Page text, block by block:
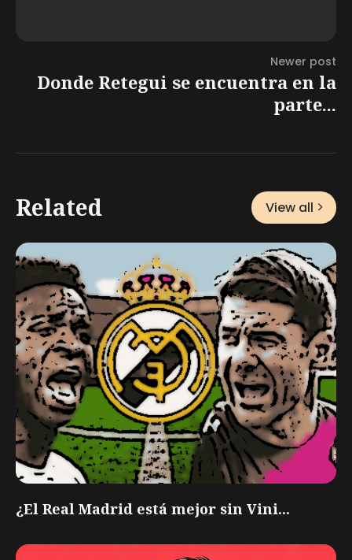
Newer post
Donde Retegui se encuentra en la
parte...
Related View all
¿El Real Madrid está mejor sin Vini...